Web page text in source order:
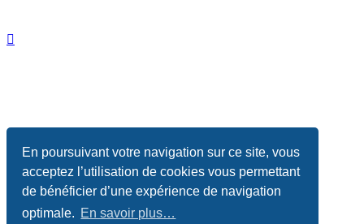
En poursuivant votre navigation sur ce site, vous
acceptez l’utilisation de cookies vous permettant
de bénéficier d’une expérience de navigation
optimale. En savoir plus…